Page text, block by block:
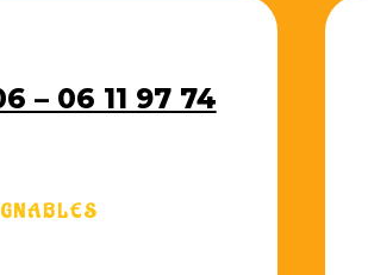
– 06 11 97 74